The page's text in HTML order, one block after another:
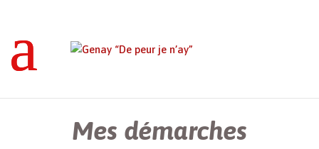
Mes démarches